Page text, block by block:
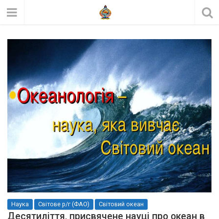
Наука Світове р/г (ФАО) Світовий океан
Десятиліття, присвячене науці про океан в